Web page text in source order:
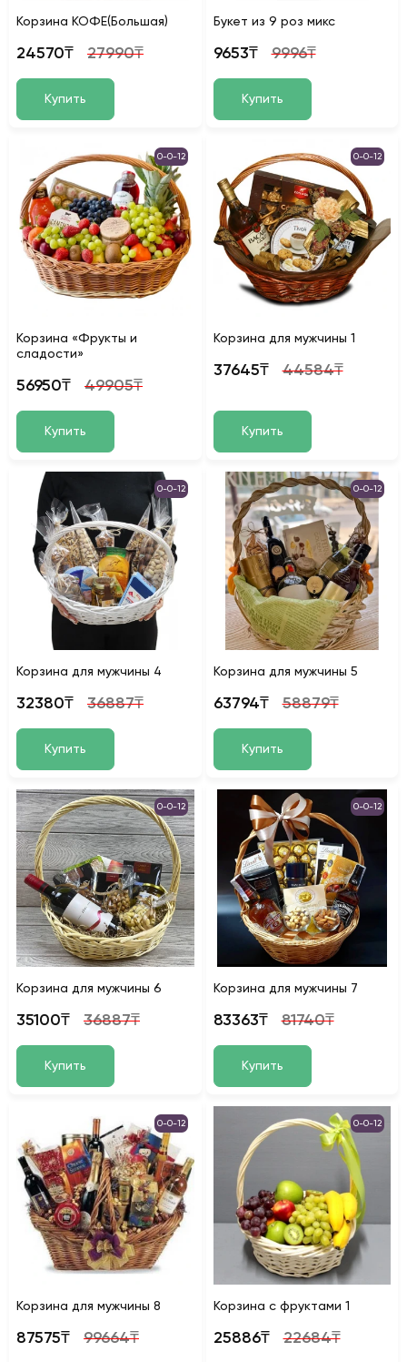
Корзина КОФЕ(Большая)
24570₸ 27990₸
Купить
Букет из 9 роз микс
9653₸ 9996₸
Купить
0-0-12
Корзина «Фрукты и
сладости»
56950₸ 49905₸
Купить
0-0-12
Корзина для мужчины 1
37645₸ 44584₸
Купить
0-0-12
Корзина для мужчины 4
32380₸ 36887₸
Купить
0-0-12
Корзина для мужчины 5
63794₸ 58879₸
Купить
0-0-12
Корзина для мужчины 6
35100₸ 36887₸
Купить
0-0-12
Корзина для мужчины 7
83363₸ 81740₸
Купить
0-0-12
Корзина для мужчины 8
87575₸ 99664₸
0-0-12
Корзина с фруктами 1
25886₸ 22684₸